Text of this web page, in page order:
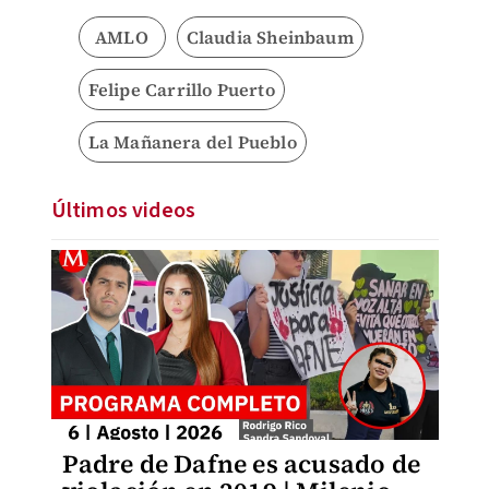
AMLO Claudia Sheinbaum
Felipe Carrillo Puerto
La Mañanera del Pueblo
Últimos videos
Padre de Dafne es acusado de